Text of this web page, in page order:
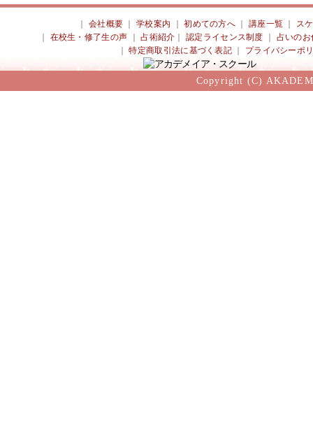
会社概要 ｜学校案内 ｜初めての方へ 講座一覧
ス
在校生・修了生の声 ｜占術紹介 ｜認定ライセンス制度
占いのお
｜特定商取引法に基づく表記 プライバシーポ
Copyright (C)